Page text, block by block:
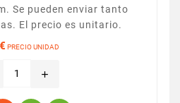
Se pueden enviar tanto
El precio es unitario.
PRECIO UNIDAD
add